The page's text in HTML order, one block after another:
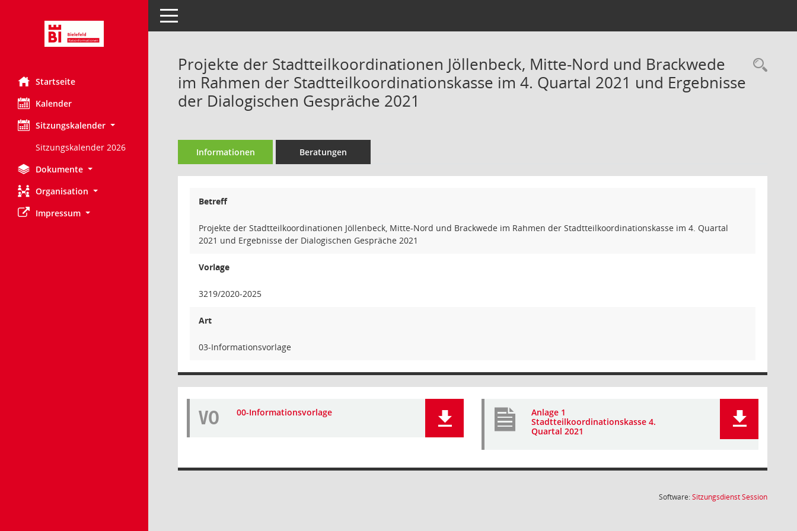
Startseite
Kalender
Sitzungskalender
Sitzungskalender 2026
Dokumente
Organisation
Impressum
Toggle navigation
Projekte der Stadtteilkoordinationen Jöllenbeck, Mitte-Nord und Brackwede
im Rahmen der Stadtteilkoordinationskasse im 4. Quartal 2021 und Ergebnisse
der Dialogischen Gespräche 2021
Informationen Beratungen
Betreff
Projekte der Stadtteilkoordinationen Jöllenbeck, Mitte-Nord und Brackwede im Rahmen der Stadtteilkoordinationskasse im 4. Quartal
2021 und Ergebnisse der Dialogischen Gespräche 2021
Vorlage
3219/2020-2025
Art
03-Informationsvorlage
VO 00-Informationsvorlage
Anlage 1
Stadtteilkoordinationskasse 4.
Quartal 2021
Software:SitzungsdienstSession(Wird in